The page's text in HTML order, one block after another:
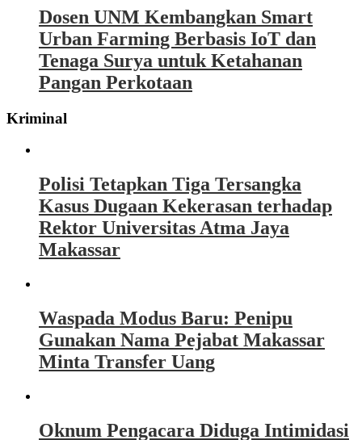
Dosen UNM Kembangkan Smart
Urban Farming Berbasis IoT dan
Tenaga Surya untuk Ketahanan
Pangan Perkotaan
Kriminal
Polisi Tetapkan Tiga Tersangka
Kasus Dugaan Kekerasan terhadap
Rektor Universitas Atma Jaya
Makassar
Waspada Modus Baru: Penipu
Gunakan Nama Pejabat Makassar
Minta Transfer Uang
Oknum Pengacara Diduga Intimidasi